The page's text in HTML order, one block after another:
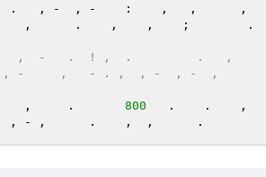
, -  , -    :    ,   ,      ,
,      .    ,    ,    ;        .
,  -   ,  -   .  ! ,  .
-     ,   - . ,  , -  , -  ,
,    ,     .
800
.    .    ,
, - ,      .    ,  ,      .